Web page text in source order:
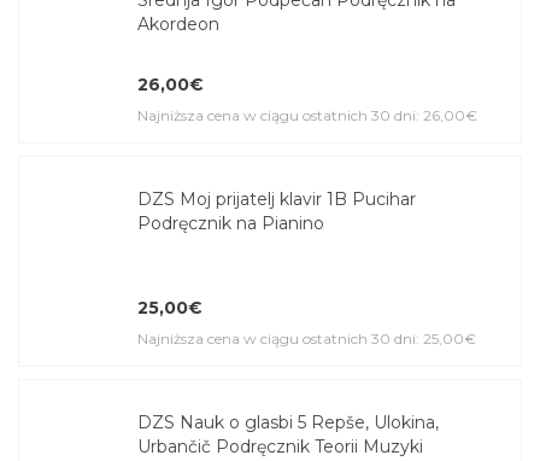
Akordeon
26,00€
Najniższa cena w ciągu ostatnich 30 dni: 26,00€
DZS Moj prijatelj klavir 1B Pucihar
Podręcznik na Pianino
25,00€
Najniższa cena w ciągu ostatnich 30 dni: 25,00€
DZS Nauk o glasbi 5 Repše, Ulokina,
Urbančič Podręcznik Teorii Muzyki